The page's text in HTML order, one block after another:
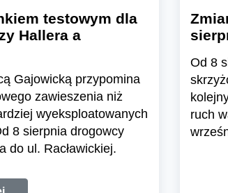
testowym dla
Hallera a
Gajowicką przypomina
zawieszenia niż
wyeksploatowanych
8 sierpnia drogowcy
do ul. Racławickiej.
Od 8
ruch